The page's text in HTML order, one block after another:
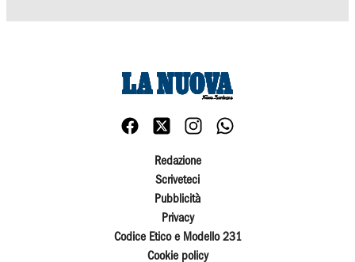
Redazione
Scriveteci
Pubblicità
Privacy
Codice Etico e Modello 231
Cookie policy